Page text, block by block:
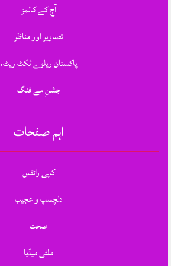
آج کے کالمز
تصاویر اور مناظر
پاکستان ریلوے ٹکٹ ریٹ،
جشنِ مے فنگ
اہم صفحات
کاپی رائٹس
دلچسپ و عجیب
صحت
ملٹی میڈیا